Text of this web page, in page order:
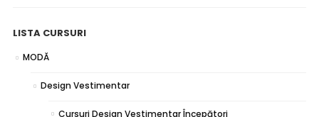
LISTA CURSURI
MODĂ
Design Vestimentar
Cursuri Design Vestimentar Începători